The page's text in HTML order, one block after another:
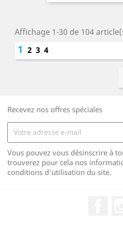
Affichage 1-30 de 104
1 2 3 4
Recevez nos offres spéciales
Vous pouvez vous désinscrire à
trouverez pour cela nos
conditions d'utilisation du site.